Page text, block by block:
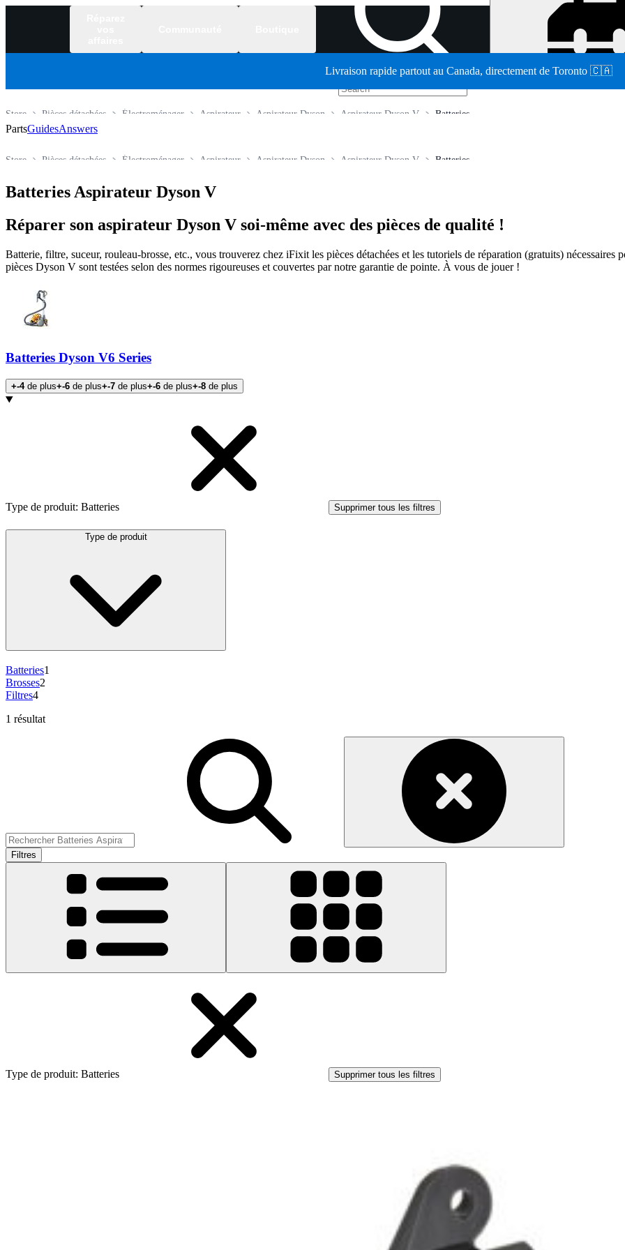
Livraison rapide partout au Canada, directement de Toronto 🇨🇦
Batteries
Aspirateur Dyson V
Aspirateur Dyson
Aspirateur
Électroménager
Pièces détachées
Store
PartsGuidesAnswers
Batteries
Aspirateur Dyson V
Aspirateur Dyson
Aspirateur
Électroménager
Pièces détachées
Store
Batteries Aspirateur Dyson V
Réparer son aspirateur Dyson V soi-même avec des pièces de qualité !
Batterie, filtre, suceur, rouleau-brosse, etc., vous trouverez chez iFixit les pièces détachées et les tutoriels de réparation (gratuits)
pièces Dyson V sont testées selon des normes rigoureuses et couvertes par notre garantie de pointe. À vous de jouer !
Batteries Dyson V6 Series
+-4de plus+-6 de plus+-7 de plus+-6 de plus+-8 de plus
Products
Type de produit: Batteries Supprimer tous les filtres
Type de produit
Batteries1
Brosses2
Filtres4
1 résultat
Filtres
Type de produit: Batteries Supprimer tous les filtres